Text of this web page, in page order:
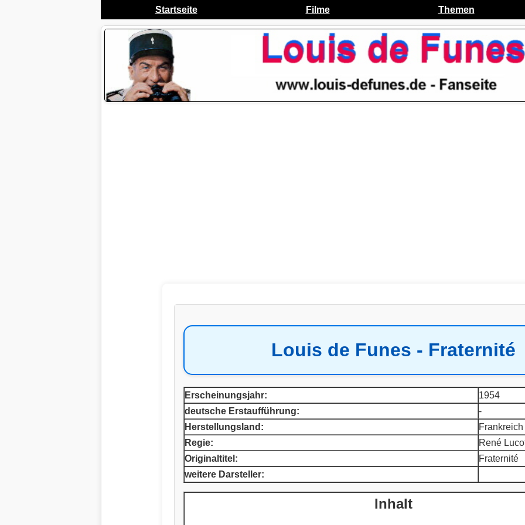
Startseite Filme Themen
Louis de Funes - Fraternité
Erscheinungsjahr:
1954
deutsche Erstaufführung:
-
Herstellungsland:
Frankreich
Regie:
René
Originaltitel:
Fraternité
weitere Darsteller:
Inhalt